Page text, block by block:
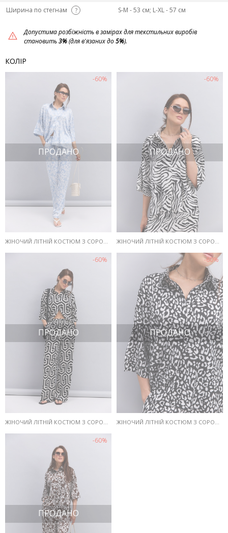
Ширина по стегнам
? S-M - 53 см; L-ХL - 57 см
Допустима розбіжність в замірах для текстильних виробів
становить3%(для в'язаних до5%).
КОЛІР
-60%
ПРОДАНО
ЖІНОЧИЙ ЛІТНІЙ КОСТЮМ З СОРОЧКОЮ І ШТАНАМИ БЛАКИТНИЙ З КВІТКОВИМ ВІЗЕРУНКОМ
-60%
ПРОДАНО
ЖІНОЧИЙ ЛІТНІЙ КОСТЮМ З СОРОЧКОЮ І ШТАНАМИ МОЛОЧНИЙ З ПРИНТОМ ПІД ЗЕБРУ
-60%
ПРОДАНО
-60%
ПРОДАНО
-60%
ПРОДАНО